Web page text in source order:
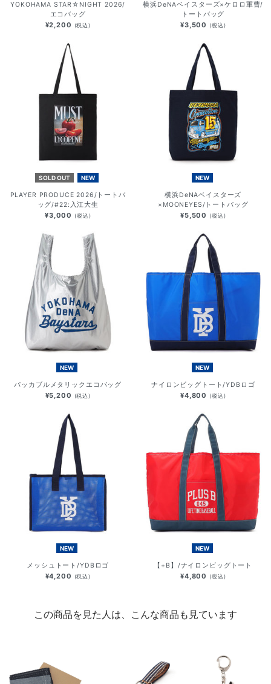
YOKOHAMA STAR☆NIGHT 2026/
エコバッグ
¥2,200 (税込)
横浜DeNAベイスターズ×ケロロ軍曹/
トートバッグ
¥3,500 (税込)
SOLD OUT NEW
PLAYER PRODUCE 2026/トートバ
ッグ/#22:入江大生
¥3,000 (税込)
NEW
横浜DeNAベイスターズ
×MOONEYES/トートバッグ
¥5,500 (税込)
NEW
パッカブルメタリックエコバッグ
¥5,200 (税込)
NEW
ナイロンビッグトート/YDBロゴ
¥4,800 (税込)
NEW
メッシュトート/YDBロゴ
¥4,200 (税込)
NEW
【+B】/ナイロンビッグトート
¥4,800 (税込)
この商品を見た人は、こんな商品も見ています